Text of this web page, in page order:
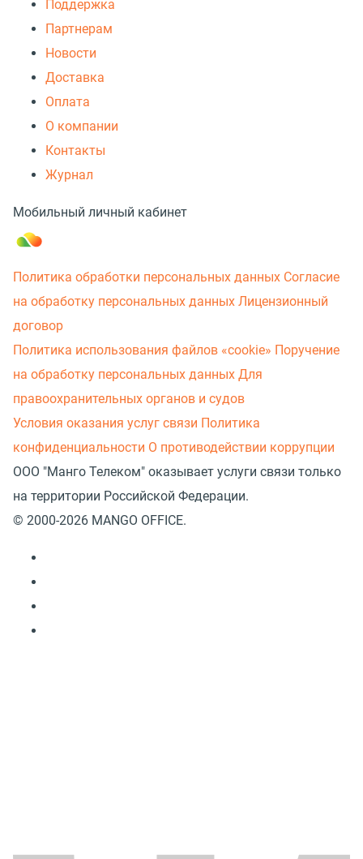
Поддержка
Партнерам
Новости
Доставка
Оплата
О компании
Контакты
Журнал
Мобильный личный кабинет
Политика обработки персональных данных Согласие
на обработку персональных данных Лицензионный
договор
Политика использования файлов «cookie» Поручение
на обработку персональных данных Для
правоохранительных органов и судов
Условия оказания услуг связи Политика
конфиденциальности О противодействии коррупции
ООО "Манго Телеком" оказывает услуги связи только
на территории Российской Федерации.
© 2000-2026 MANGO OFFICE.